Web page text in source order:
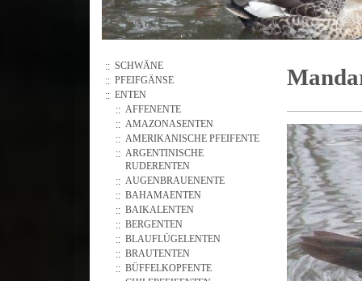
SCHWÄNE
PFEIFGÄNSE
ENTEN
AFFENENTE
AMAZONASENTEN
AMERIKANISCHE PFEIFENTE
ARGENTINISCHE
RUDERENTEN
AUGENBRAUENENTE
BAHAMAENTEN
BAIKALENTEN
BERGENTEN
BLAUFLÜGELENTEN
BRAUTENTEN
BÜFFELKOPFENTE